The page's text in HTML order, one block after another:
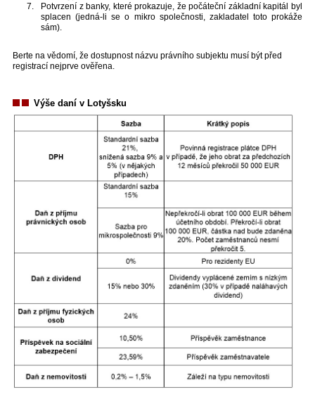
Potvrzení z banky, které prokazuje, že počáteční základní kapitál byl
splacen (jedná-li se o mikro společnosti, zakladatel toto prokáže
sám).
Berte na vědomí, že dostupnost názvu právního subjektu musí být před
registrací nejprve ověřena.
Výše daní v Lotyšsku